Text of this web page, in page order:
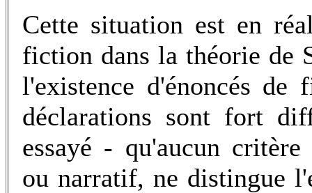
Cette situation est en
fiction dans la théorie de
l'existence d'énoncés
déclarations sont fort
essayé - qu'aucun
ou narratif, ne distingue